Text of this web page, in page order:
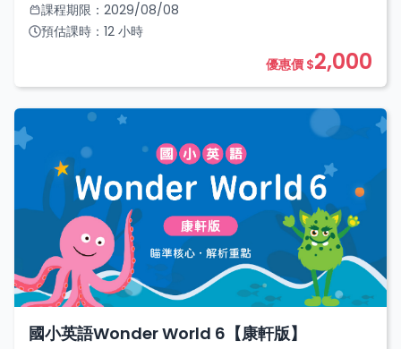
課程期限： 2029/08/08
預估課時： 12 小時
優惠價 $2,000
國小英語Wonder World 6【康軒版】